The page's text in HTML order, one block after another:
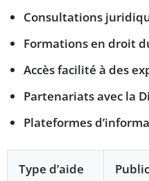
Consultations
Formations en droit
Accès facilité à des
Partenariats avec la
Plateformes
Type d’aide